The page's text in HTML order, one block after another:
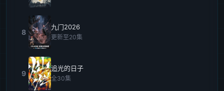
8
九门2026
更新至20集
9
追光的日子
全30集